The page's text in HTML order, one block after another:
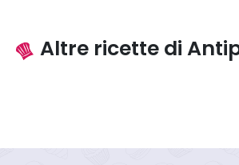
Altre ricette di